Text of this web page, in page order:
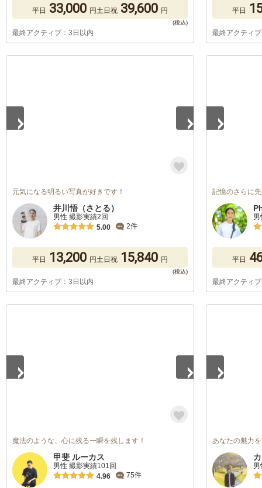
平日 33,000 円土日祝 39,600 円
最終アクティブ：3日以内
平日
最終アクティ
元気になる明るい写真が好きです！
井川悟（さとる）
男性 撮影実績2回
5.00
2件
平日 13,200 円土日祝 15,840 円
最終アクティブ：3日以内
記憶のさらに
平日
最終アクティ
魔法のような、心に残る一瞬を残します！
甲斐 ルーカス
男性 撮影実績101回
4.96
75件
あなたの魅力